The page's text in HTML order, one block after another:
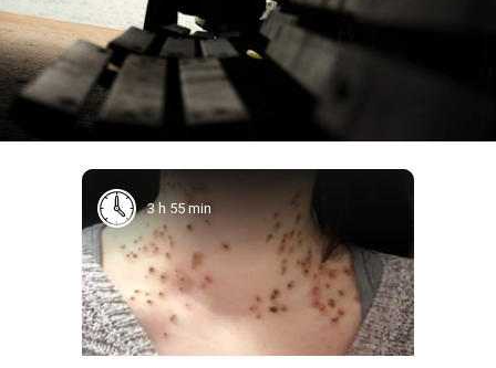
3 h 55 min